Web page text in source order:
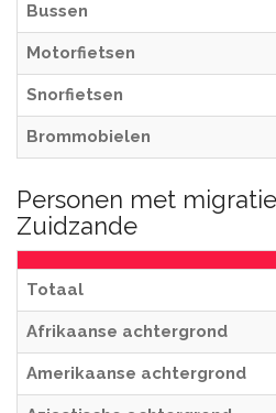
Bussen
Motorfietsen
Snorfietsen
Brommobielen
Personen met
Zuidzande
Totaal
Afrikaanse achtergrond
Amerikaanse achtergrond